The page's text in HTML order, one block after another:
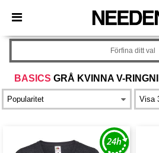
× Needen-app
Bättre priser i appen!
BASICS GRÅ KVINNA V-
Förfina ditt val